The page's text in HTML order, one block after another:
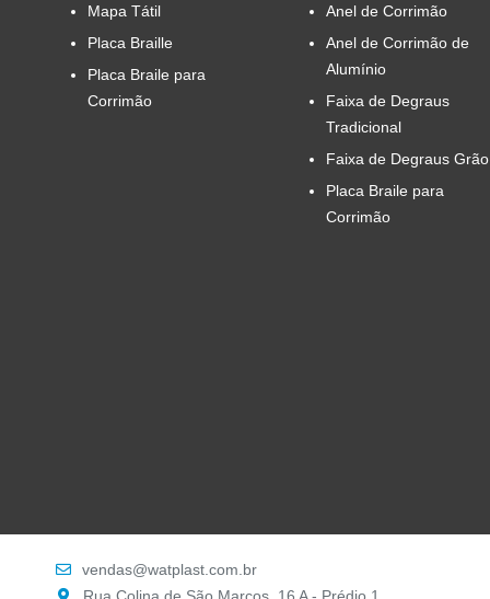
Mapa Tátil
Placa Braille
Placa Braile para
Corrimão
Anel de Corrimão
Anel de Corrimão de
Alumínio
Faixa de Degraus
Tradicional
Faixa de Degraus Grão
Placa Braile para
Corrimão
vendas@watplast.com.br
Rua Colina de São Marcos, 16 A - Prédio 1